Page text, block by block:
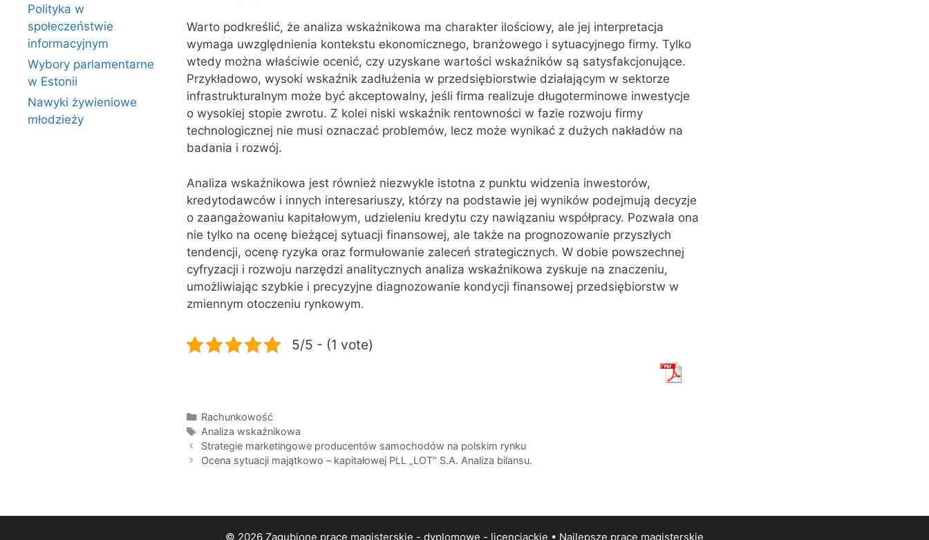
Warto podkreślić, że analiza wskaźnikowa ma charakter ilościowy, ale jej interpretacja
wymaga uwzględnienia kontekstu ekonomicznego, branżowego i sytuacyjnego firmy. Tylko
wtedy można właściwie ocenić, czy uzyskane wartości wskaźników są satysfakcjonujące.
Przykładowo, wysoki wskaźnik zadłużenia w przedsiębiorstwie działającym w sektorze
infrastrukturalnym może być akceptowalny, jeśli firma realizuje długoterminowe inwestycje
o wysokiej stopie zwrotu. Z kolei niski wskaźnik rentowności w fazie rozwoju firmy
technologicznej nie musi oznaczać problemów, lecz może wynikać z dużych nakładów na
badania i rozwój.
Analiza wskaźnikowa jest również niezwykle istotna z punktu widzenia inwestorów,
kredytodawców i innych interesariuszy, którzy na podstawie jej wyników podejmują decyzje
o zaangażowaniu kapitałowym, udzieleniu kredytu czy nawiązaniu współpracy. Pozwala ona
nie tylko na ocenę bieżącej sytuacji finansowej, ale także na prognozowanie przyszłych
tendencji, ocenę ryzyka oraz formułowanie zaleceń strategicznych. W dobie powszechnej
cyfryzacji i rozwoju narzędzi analitycznych analiza wskaźnikowa zyskuje na znaczeniu,
umożliwiając szybkie i precyzyjne diagnozowanie kondycji finansowej przedsiębiorstw w
zmiennym otoczeniu rynkowym.
5/5 - (1 vote)
Kategorie
Rachunkowość
Tagi
Analiza wskaźnikowa
Strategie marketingowe producentów samochodów na polskim rynku
Ocena sytuacji majątkowo – kapitałowej PLL „LOT” S.A. Analiza bilansu.
Polityka w
społeczeństwie
informacyjnym
Wybory parlamentarne
w Estonii
Nawyki żywieniowe
młodzieży
© 2026 Zagubione prace magisterskie - dyplomowe - licencjackie • Najlepsze prace magisterskie